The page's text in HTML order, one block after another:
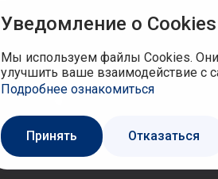
Уведомление о Cookies
Мы используем файлы Cookies.
улучшить ваше взаимодействие с
Подробнее ознакомиться
Принять Отказаться